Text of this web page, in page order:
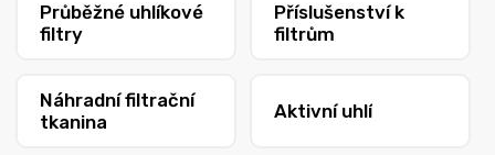
Průběžné uhlíkové
filtry
Příslušenství k
filtrům
Náhradní filtrační
tkanina
Aktivní uhlí